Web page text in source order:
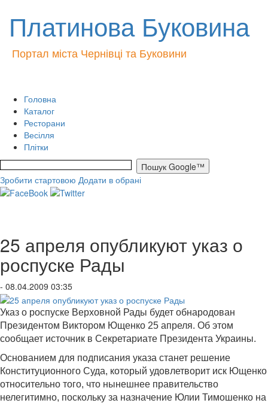
Платинова Буковина
Портал міста Чернівці та Буковини
Головна
Каталог
Ресторани
Весілля
Плітки
Зробити стартовою Додати в обрані
25 апреля опубликуют указ о
роспуске Рады
- 08.04.2009 03:35
Указ о роспуске Верховной Рады будет обнародован
Президентом Виктором Ющенко 25 апреля. Об этом
сообщает источник в Секретариате Президента Украины.
Основанием для подписания указа станет решение
Конституционного Суда, который удовлетворит иск Ющенко
относительно того, что нынешнее правительство
нелегитимно, поскольку за назначение Юлии Тимошенко на